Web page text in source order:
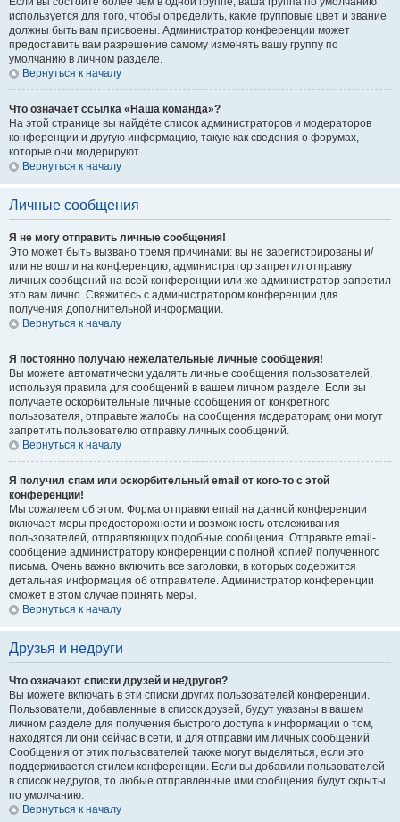
используется для того, чтобы определить, какие групповые цвет и звание
должны быть вам присвоены. Администратор конференции может
предоставить вам разрешение самому изменять вашу группу по
умолчанию в личном разделе.
Вернуться к началу
Что означает ссылка «Наша команда»?
На этой странице вы найдёте список администраторов и модераторов
конференции и другую информацию, такую как сведения о форумах,
которые они модерируют.
Вернуться к началу
Личные сообщения
Я не могу отправить личные сообщения!
Это может быть вызвано тремя причинами: вы не зарегистрированы и/
или не вошли на конференцию, администратор запретил отправку
личных сообщений на всей конференции или же администратор запретил
это вам лично. Свяжитесь с администратором конференции для
получения дополнительной информации.
Вернуться к началу
Я постоянно получаю нежелательные личные сообщения!
Вы можете автоматически удалять личные сообщения пользователей,
используя правила для сообщений в вашем личном разделе. Если вы
получаете оскорбительные личные сообщения от конкретного
пользователя, отправьте жалобы на сообщения модераторам; они могут
запретить пользователю отправку личных сообщений.
Вернуться к началу
Я получил спам или оскорбительный email от кого-то с этой
конференции!
Мы сожалеем об этом. Форма отправки email на данной конференции
включает меры предосторожности и возможность отслеживания
пользователей, отправляющих подобные сообщения. Отправьте email-
сообщение администратору конференции с полной копией полученного
письма. Очень важно включить все заголовки, в которых содержится
детальная информация об отправителе. Администратор конференции
сможет в этом случае принять меры.
Вернуться к началу
Друзья и недруги
Что означают списки друзей и недругов?
Вы можете включать в эти списки других пользователей конференции.
Пользователи, добавленные в список друзей, будут указаны в вашем
личном разделе для получения быстрого доступа к информации о том,
находятся ли они сейчас в сети, и для отправки им личных сообщений.
Сообщения от этих пользователей также могут выделяться, если это
поддерживается стилем конференции. Если вы добавили пользователей
в список недругов, то любые отправленные ими сообщения будут скрыты
по умолчанию.
Вернуться к началу